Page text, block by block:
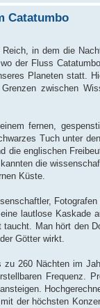
Catatumbo
in dem die
der Fluss
Planeten statt.
zwischen
fernen,
Tuch unter
die englischen
die
Küste.
lautlose Kaskade
Man hört den
Götter wirkt.
260 Nächten im
Frequenz.
der höchsten